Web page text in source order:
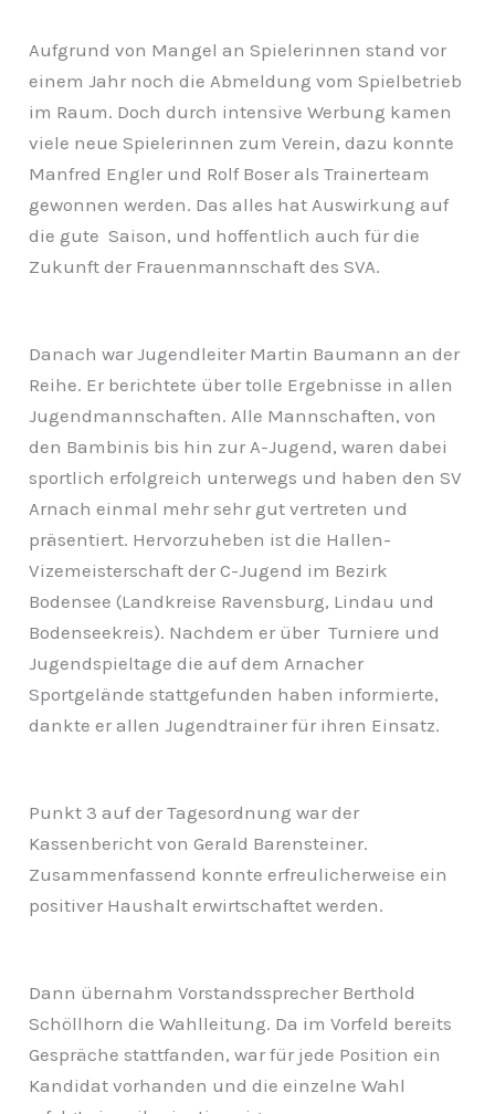
Aufgrund von Mangel an Spielerinnen stand vor
einem Jahr noch die Abmeldung vom Spielbetrieb
im Raum. Doch durch intensive Werbung kamen
viele neue Spielerinnen zum Verein, dazu konnte
Manfred Engler und Rolf Boser als Trainerteam
gewonnen werden. Das alles hat Auswirkung auf
die gute Saison, und hoffentlich auch für die
Zukunft der Frauenmannschaft des SVA.
Danach war Jugendleiter Martin Baumann an der
Reihe. Er berichtete über tolle Ergebnisse in allen
Jugendmannschaften. Alle Mannschaften, von
den Bambinis bis hin zur A-Jugend, waren dabei
sportlich erfolgreich unterwegs und haben den SV
Arnach einmal mehr sehr gut vertreten und
präsentiert. Hervorzuheben ist die Hallen-
Vizemeisterschaft der C-Jugend im Bezirk
Bodensee (Landkreise Ravensburg, Lindau und
Bodenseekreis). Nachdem er über Turniere und
Jugendspieltage die auf dem Arnacher
Sportgelände stattgefunden haben informierte,
dankte er allen Jugendtrainer für ihren Einsatz.
Punkt 3 auf der Tagesordnung war der
Kassenbericht von Gerald Barensteiner.
Zusammenfassend konnte erfreulicherweise ein
positiver Haushalt erwirtschaftet werden.
Dann übernahm Vorstandssprecher Berthold
Schöllhorn die Wahlleitung. Da im Vorfeld bereits
Gespräche stattfanden, war für jede Position ein
Kandidat vorhanden und die einzelne Wahl